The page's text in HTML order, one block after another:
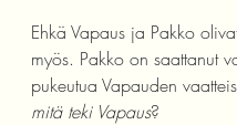
Ehkä Vapaus ja Pakko
myös. Pakko on saattanut
pukeutua Vapauden
mitä teki Vapaus?